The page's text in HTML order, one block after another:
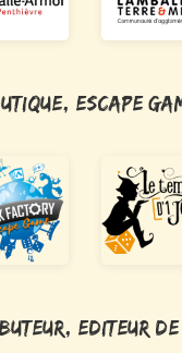
Escape
Editeur